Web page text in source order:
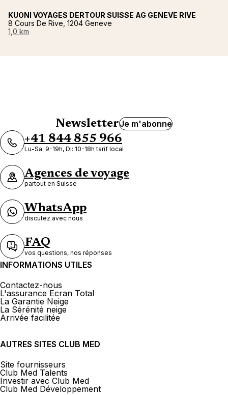
KUONI VOYAGES DERTOUR SUISSE AG GENEVE RIVE
8 Cours De Rive, 1204 Geneve
1,0 km
NewsletterJe m'abonne
+41 844 855 966
Lu-Sa: 9-19h, Di: 10-18h tarif local
Agences de voyage
partout en Suisse
WhatsApp
discutez avec nous
FAQ
vos questions, nos réponses
INFORMATIONS UTILES
Contactez-nous
L'assurance Ecran Total
La Garantie Neige
La Sérénité neige
Arrivée facilitée
AUTRES SITES CLUB MED
Site fournisseurs
Club Med Talents
Investir avec Club Med
Club Med Développement